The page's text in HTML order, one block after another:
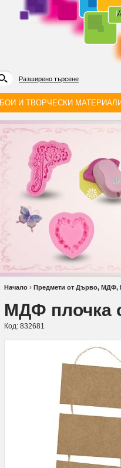
|
Разширено търсене
БОИ И ТВОРЧЕСКИ
Начало › Предмети от Дърво, МДФ,
МДФ плочка
Код: 832681